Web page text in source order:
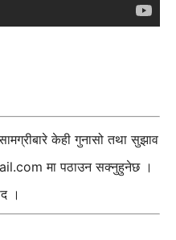
केही गुनासो तथा सुझाव
मा पठाउन सक्नुहुनेछ ।
।